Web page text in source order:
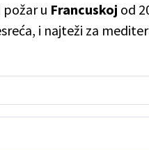
požar u Francuskoj od
i najteži za